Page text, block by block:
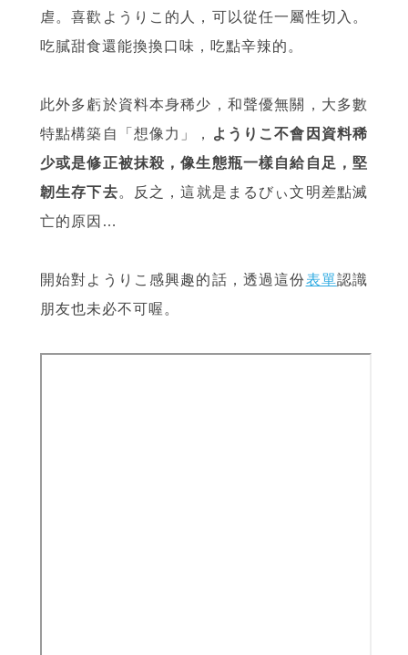
虐。喜歡ようりこ的人，可以從任一屬性切入。
吃膩甜食還能換換口味，吃點辛辣的。
此外多虧於資料本身稀少，和聲優無關，大多數
特點構築自「想像力」，
ようりこ不會因資料稀
少或是修正被抹殺，像生態瓶一樣自給自足，堅
韌生存下去。反之，這就是まるびぃ文明差點滅
亡的原因…
開始對ようりこ感興趣的話，透過這份表單認識
朋友也未必不可喔。